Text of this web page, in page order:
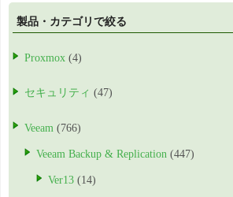
製品・カテゴリで絞る
Proxmox (4)
セキュリティ (47)
Veeam (766)
Veeam Backup & Replication (447)
Ver13 (14)